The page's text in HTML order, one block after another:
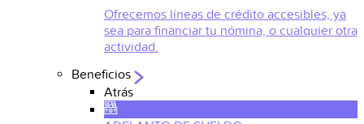
Ofrecemos líneas de crédito accesibles, ya
sea para financiar tu nómina, o cualquier otra
actividad.
Beneficios
Atrás